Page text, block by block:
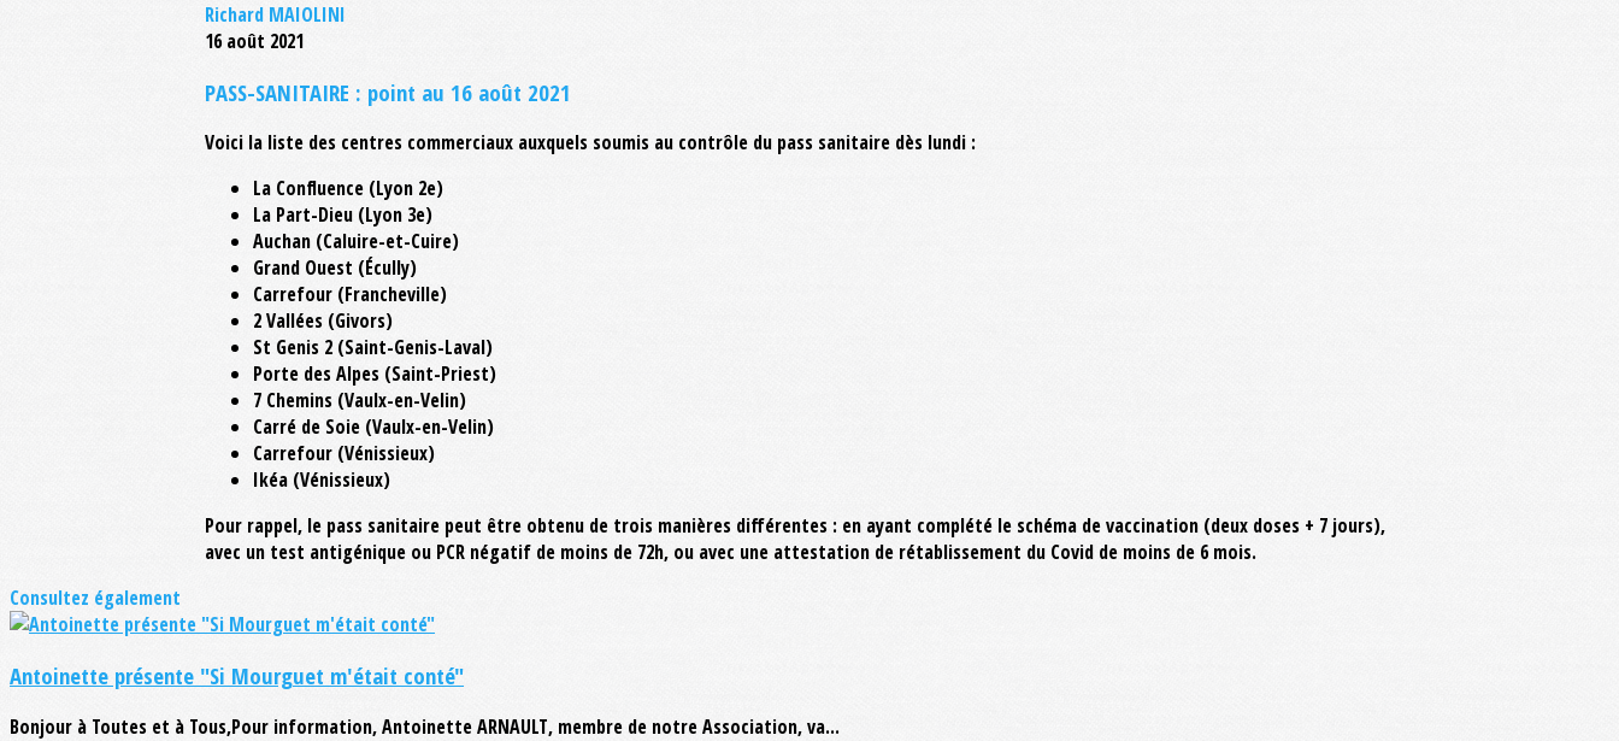
Richard MAIOLINI
16 août 2021
PASS-SANITAIRE : point au 16 août 2021
Voici la liste des centres commerciaux auxquels soumis au contrôle du pass sanitaire dès lundi :
La Confluence (Lyon 2e)
La Part-Dieu (Lyon 3e)
Auchan (Caluire-et-Cuire)
Grand Ouest (Écully)
Carrefour (Francheville)
2 Vallées (Givors)
St Genis 2 (Saint-Genis-Laval)
Porte des Alpes (Saint-Priest)
7 Chemins (Vaulx-en-Velin)
Carré de Soie (Vaulx-en-Velin)
Carrefour (Vénissieux)
Ikéa (Vénissieux)
Pour rappel, le pass sanitaire peut être obtenu de trois manières différentes : en ayant complété le schéma de vaccination (deux doses + 7 jours),
avec un test antigénique ou PCR négatif de moins de 72h, ou avec une attestation de rétablissement du Covid de moins de 6 mois.
Consultez également
Antoinette présente "Si Mourguet m'était conté"
Bonjour à Toutes et à Tous,Pour information, Antoinette ARNAULT, membre de notre Association, va...